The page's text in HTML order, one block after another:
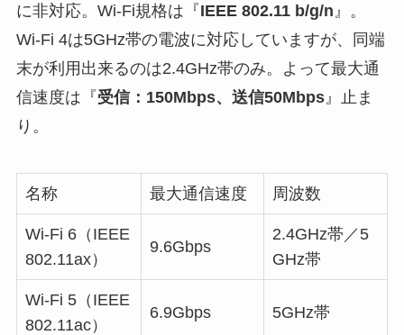
に非対応。Wi-Fi規格は『IEEE 802.11 b/g/n 』。
Wi-Fi 4は5GHz帯の電波に対応していますが、同端
末が利用出来るのは2.4GHz帯のみ。よって最大通
信速度は『受信：150Mbps、送信50Mbps』止ま
り。
名称 最大通信速度 周波数
Wi-Fi 6（IEEE
802.11ax）
9.6Gbps
2.4GHz帯／5
GHz帯
Wi-Fi 5（IEEE
802.11ac）
6.9Gbps 5GHz帯